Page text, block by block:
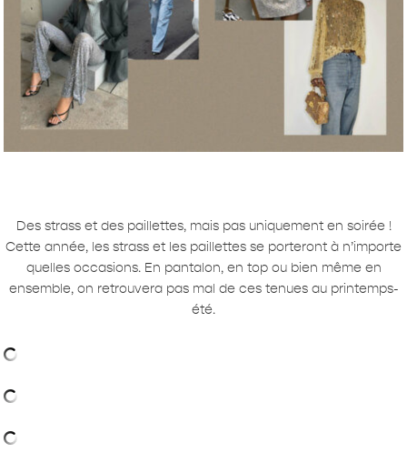
Des strass et des paillettes, mais pas uniquement en soirée !
Cette année, les strass et les paillettes se porteront à n’importe
quelles occasions. En pantalon, en top ou bien même en
ensemble, on retrouvera pas mal de ces tenues au printemps-
été.